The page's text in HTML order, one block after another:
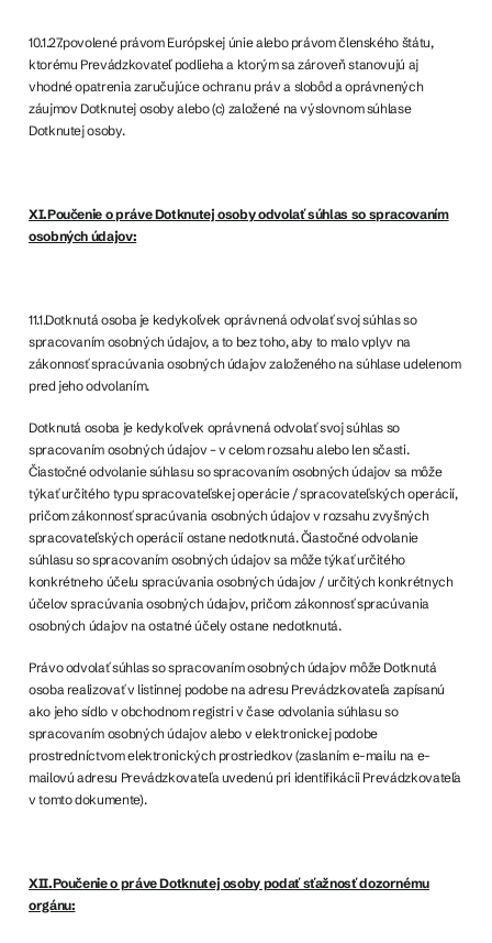
10.1.27.povolené právom Európskej únie alebo právom členského štátu,
ktorému Prevádzkovateľ podlieha a ktorým sa zároveň stanovujú aj
vhodné opatrenia zaručujúce ochranu práv a slobôd a oprávnených
záujmov Dotknutej osoby alebo (c) založené na výslovnom súhlase
Dotknutej osoby.
XI.Poučenie o práve Dotknutej osoby odvolať súhlas so spracovaním
osobných údajov:
11.1.Dotknutá osoba je kedykoľvek oprávnená odvolať svoj súhlas so
spracovaním osobných údajov, a to bez toho, aby to malo vplyv na
zákonnosť spracúvania osobných údajov založeného na súhlase udelenom
pred jeho odvolaním.
Dotknutá osoba je kedykoľvek oprávnená odvolať svoj súhlas so
spracovaním osobných údajov – v celom rozsahu alebo len sčasti.
Čiastočné odvolanie súhlasu so spracovaním osobných údajov sa môže
týkať určitého typu spracovateľskej operácie / spracovateľských operácií,
pričom zákonnosť spracúvania osobných údajov v rozsahu zvyšných
spracovateľských operácií ostane nedotknutá. Čiastočné odvolanie
súhlasu so spracovaním osobných údajov sa môže týkať určitého
konkrétneho účelu spracúvania osobných údajov / určitých konkrétnych
účelov spracúvania osobných údajov, pričom zákonnosť spracúvania
osobných údajov na ostatné účely ostane nedotknutá.
Právo odvolať súhlas so spracovaním osobných údajov môže Dotknutá
osoba realizovať v listinnej podobe na adresu Prevádzkovateľa zapísanú
ako jeho sídlo v obchodnom registri v čase odvolania súhlasu so
spracovaním osobných údajov alebo v elektronickej podobe
prostredníctvom elektronických prostriedkov (zaslaním e-mailu na e-
mailovú adresu Prevádzkovateľa uvedenú pri identifikácii Prevádzkovateľa
v tomto dokumente).
XII.Poučenie o práve Dotknutej osoby podať sťažnosť dozornému
orgánu: